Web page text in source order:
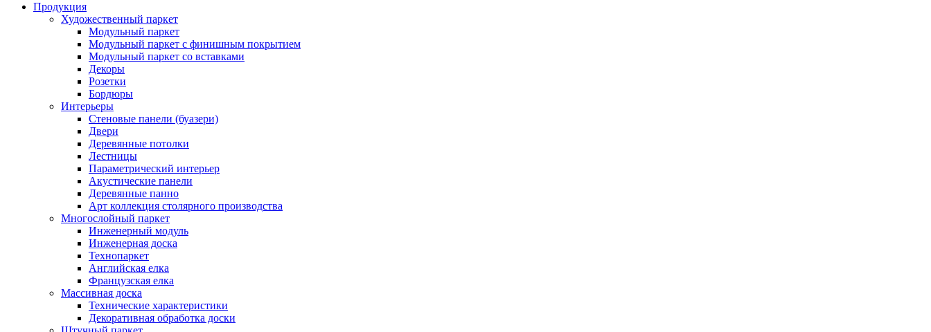
Продукция
Художественный паркет
Модульный паркет
Модульный паркет с финишным покрытием
Модульный паркет со вставками
Декоры
Розетки
Бордюры
Интерьеры
Стеновые панели (буазери)
Двери
Деревянные потолки
Лестницы
Параметрический интерьер
Акустические панели
Деревянные панно
Арт коллекция столярного производства
Многослойный паркет
Инженерный модуль
Инженерная доска
Технопаркет
Английская елка
Французская елка
Массивная доска
Технические характеристики
Декоративная обработка доски